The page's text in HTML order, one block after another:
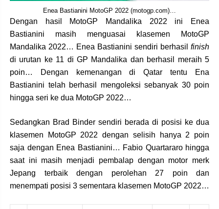
Enea Bastianini MotoGP 2022 (motogp.com)…
Dengan hasil MotoGP Mandalika 2022 ini Enea
Bastianini masih menguasai klasemen MotoGP
Mandalika 2022… Enea Bastianini sendiri berhasil finish
di urutan ke 11 di GP Mandalika dan berhasil meraih 5
poin… Dengan kemenangan di Qatar tentu Ena
Bastianini telah berhasil mengoleksi sebanyak 30 poin
hingga seri ke dua MotoGP 2022…
Sedangkan Brad Binder sendiri berada di posisi ke dua
klasemen MotoGP 2022 dengan selisih hanya 2 poin
saja dengan Enea Bastianini… Fabio Quartararo hingga
saat ini masih menjadi pembalap dengan motor merk
Jepang terbaik dengan perolehan 27 poin dan
menempati posisi 3 sementara klasemen MotoGP 2022…